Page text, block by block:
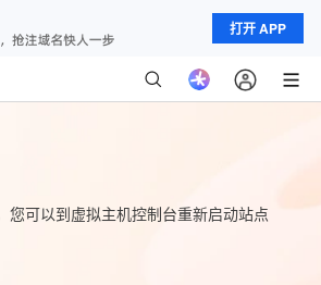
打开 APP
您可以到虚拟主机控制台重新启动站点